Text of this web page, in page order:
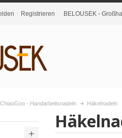
Registrieren BELOUSEK -
ChiaoGoo - Handarbeitsnadeln Häkelnadeln